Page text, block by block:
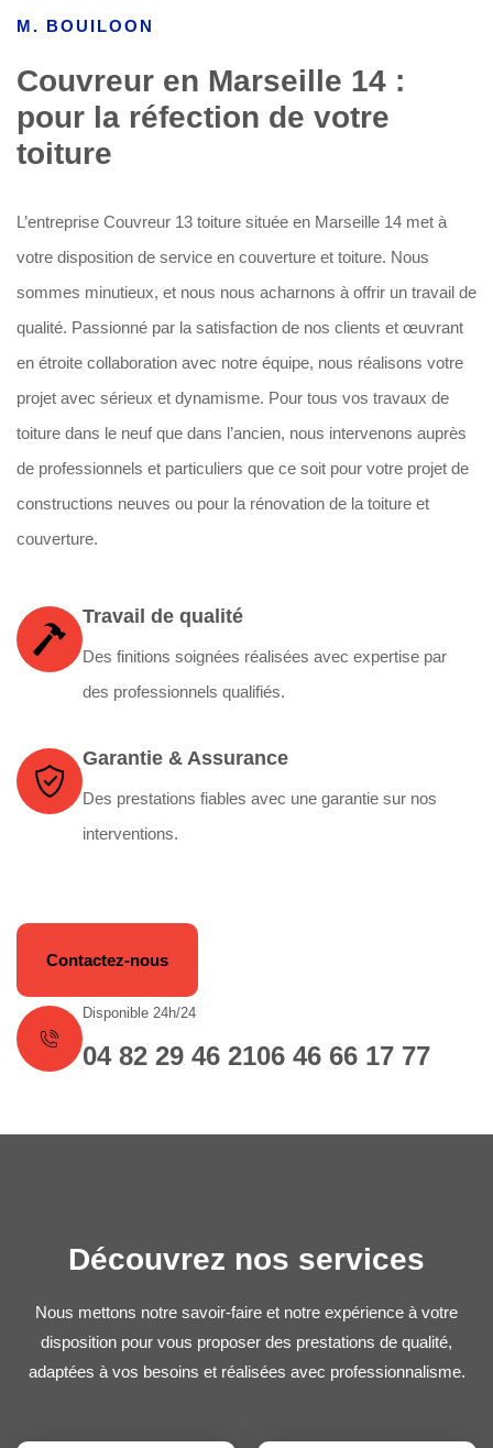
M. BOUILOON
Couvreur en Marseille 14 :
pour la réfection de votre
toiture
L’entreprise Couvreur 13 toiture située en Marseille 14 met à
votre disposition de service en couverture et toiture. Nous
sommes minutieux, et nous nous acharnons à offrir un travail de
qualité. Passionné par la satisfaction de nos clients et œuvrant
en étroite collaboration avec notre équipe, nous réalisons votre
projet avec sérieux et dynamisme. Pour tous vos travaux de
toiture dans le neuf que dans l’ancien, nous intervenons auprès
de professionnels et particuliers que ce soit pour votre projet de
constructions neuves ou pour la rénovation de la toiture et
couverture.
Travail de qualité
Des finitions soignées réalisées avec expertise par
des professionnels qualifiés.
Garantie & Assurance
Des prestations fiables avec une garantie sur nos
interventions.
Contactez-nous
Disponible 24h/24
04 82 29 46 2106 46 66 17 77
Découvrez nos services
Nous mettons notre savoir-faire et notre expérience à votre
disposition pour vous proposer des prestations de qualité,
adaptées à vos besoins et réalisées avec professionnalisme.